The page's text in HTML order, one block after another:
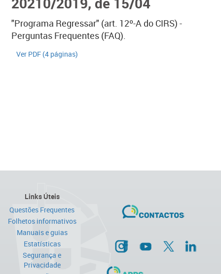
"Programa Regressar" (art. 12º-A do CIRS) -
Perguntas Frequentes (FAQ).
​Ver PDF (4 páginas)
Links Úteis
Questões Frequentes
Folhetos informativos
Manuais e guias
Estatísticas
Segurança e
Privacidade